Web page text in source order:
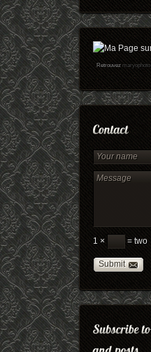
Retrouvezmaryophoto
1 × = two
Submit